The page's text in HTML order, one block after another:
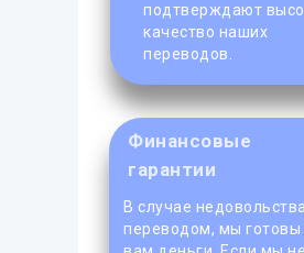
Финансовые
гарантии
подтверждают
качество наших
переводов.
В случае недовольства
переводом, мы готовы